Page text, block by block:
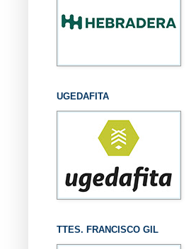
UGEDAFITA
TTES. FRANCISCO GIL